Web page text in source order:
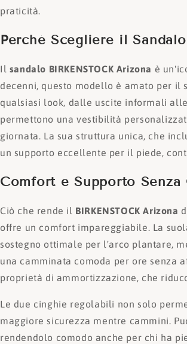
praticità.
Perché Scegliere il
Il sandalo BIRKENSTOCK Arizona è
decenni, questo modello è amato per il
qualsiasi look, dalle uscite informali
permettono una vestibilità
giornata. La sua struttura unica, che
un supporto eccellente per il piede,
Comfort e Supporto Senza
Ciò che rende il BIRKENSTOCK Arizona
offre un comfort impareggiabile. La
sostegno ottimale per l'arco plantare,
una camminata comoda per ore senza
proprietà di ammortizzazione, che
Le due cinghie regolabili non solo
maggiore sicurezza mentre cammini.
rendendolo comodo anche per chi ha